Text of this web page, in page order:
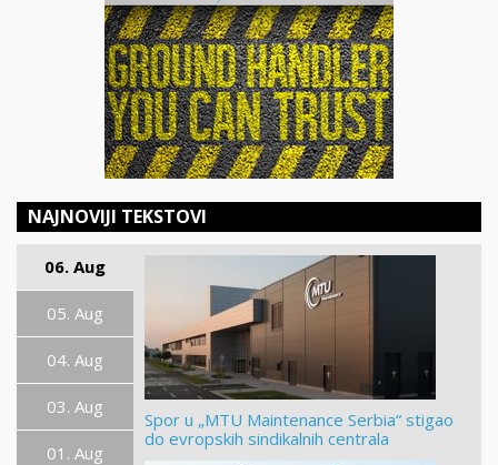
NAJNOVIJI TEKSTOVI
06. Aug
05. Aug
04. Aug
03. Aug
01. Aug
Spor u „MTU Maintenance Serbia“ stigao
do evropskih sindikalnih centrala